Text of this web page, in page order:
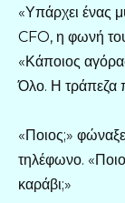
«Υπάρχει ένας
CFO, η φωνή
«Κάποιος
Όλο. Η τράπεζα
«Ποιος;»
τηλέφωνο.
καράβι;»